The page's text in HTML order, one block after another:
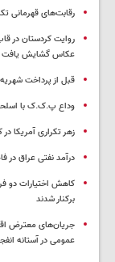
رقابت‌های قهرمانی
عکاس گشایش یافت
قبل از پرداخت
وداع پ.ک.ک با
زهر تکراری آمریکا
درآمد نفتی عراق در فاصله سال‌های ۲۰۰۴ تا
کاهش اختیارات دو
برکنار شدند
جریان‌های معترض
عمومی در آستانه